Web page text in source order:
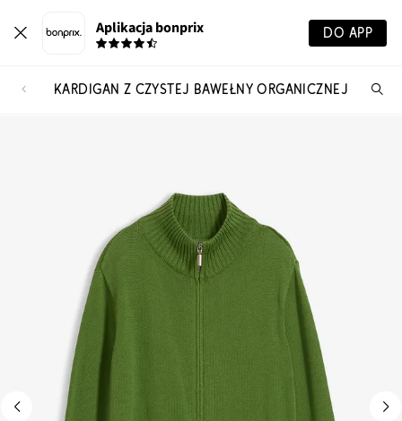
Aplikacja bonprix DO APP
KARDIGAN Z CZYSTEJ BAWEŁNY ORGANICZNEJ